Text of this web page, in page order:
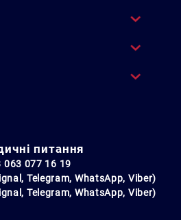
питання
063 077 16 19
Telegram, WhatsApp, Viber)
Telegram, WhatsApp, Viber)